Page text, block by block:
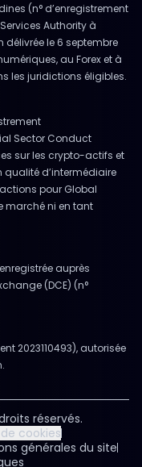
(n° d’enregistrement
Authority à
délivrée le 6 septembre
au Forex et à
les juridictions éligibles.
Sector Conduct
sur les crypto-actifs et
qualité d’intermédiaire
pour Global
marché ni en tant
auprès
(DCE) (n°
2023110493), autorisée
réservés.
cookies
générales du site